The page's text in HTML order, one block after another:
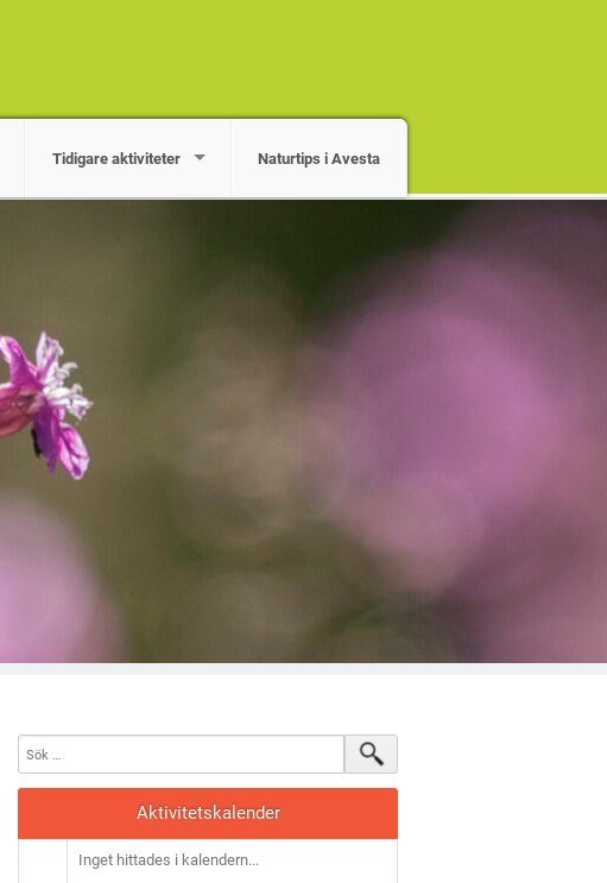
Tidigare aktiviteter Naturtips i Avesta
Aktivitetskalender
Inget hittades i kalendern...